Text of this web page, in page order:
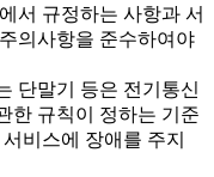
서 규정하는 사항과 서
의사항을 준수하여야
단말기 등은 전기통신
한 규칙이 정하는 기준
비스에 장애를 주지